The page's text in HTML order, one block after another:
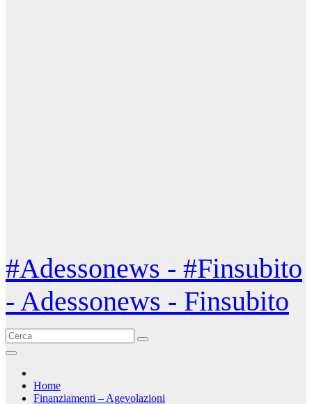
#Adessonews - #Finsubito
- Adessonews - Finsubito
Home
Finanziamenti – Agevolazioni